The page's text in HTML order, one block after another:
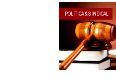
POLÍTICA & SINDICAL